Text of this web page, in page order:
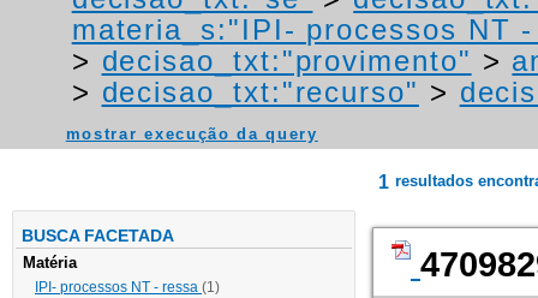
materia_s:"IPI- processos NT
> decisao_txt:"provimento" >
> decisao_txt:"recurso" >
mostrar execução da query
BUSCA FACETADA
Matéria
IPI- processos NT - ressa (1)
1 resultados